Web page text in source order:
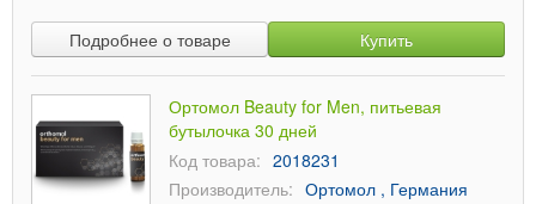
Подробнее о товаре Купить
Ортомол Beauty for Men, питьевая
бутылочка 30 дней
Код товара: 2018231
Производитель: Ортомол , Германия